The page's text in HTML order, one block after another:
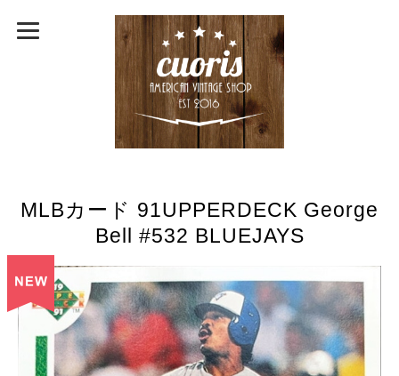
MLBカード 91UPPERDECK George
Bell #532 BLUEJAYS